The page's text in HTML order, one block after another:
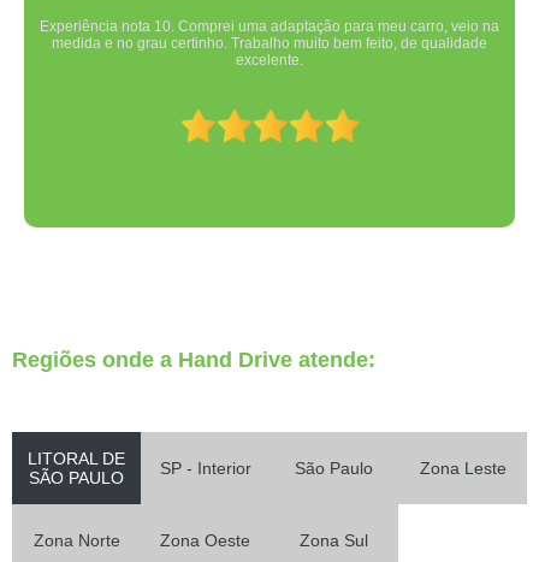
Experiência nota 10. Comprei uma adaptação para meu carro, veio na
medida e no grau certinho. Trabalho muito bem feito, de qualidade
excelente.
Regiões onde a Hand Drive atende:
LITORAL DE
SÃO PAULO
SP - Interior São Paulo Zona Leste
Zona Norte Zona Oeste Zona Sul